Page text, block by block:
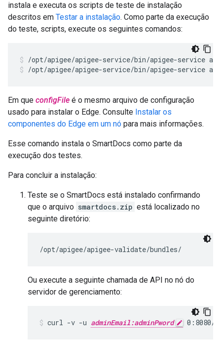
instala e executa os scripts de teste de instalação
descritos em Testar a instalação. Como parte da execução
do teste, scripts, execute os seguintes comandos:
/opt/apigee/apigee-service/bin/apigee-service
Em que configFile é o mesmo arquivo de configuração
usado para instalar o Edge. Consulte Instalar os
componentes do Edge em um nó para mais informações.
Esse comando instala o SmartDocs como parte da
execução dos testes.
Para concluir a instalação:
Teste se o SmartDocs está instalado confirmando
que o arquivo smartdocs.zip está localizado no
seguinte diretório:
/opt/apigee/apigee-validate/bundles/
Ou execute a seguinte chamada de API no nó do
servidor de gerenciamento:
curl -v -u adminEmail:adminPword 0:8080/